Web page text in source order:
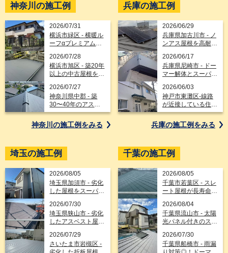
神奈川の施工例
2026/07/31
横浜市緑区 - 横暖ル
ーフαプレミアムS
ちする屋根と外壁に
フルリフォーム
2026/07/28
横浜市旭区 - 築20年
以上の中古屋根を再
のガルテクトでカバ
ー工法
2026/07/27
神奈川県中郡 - 築
30〜40年のアスベ
スト有屋根をカバー
工法でスーパーガル
テクトにリフォー
神奈川の施工例をみる
兵庫の施工例
2026/06/29
兵庫県加古川市 - ノ
ンアス屋根を高耐久
決！太陽光パネル脱
着とカバー工法
2026/06/17
兵庫県尼崎市 - ドー
マー解体とスーパー
工法で雨水に強い屋
根へリフォーム
2026/06/03
神戸市東灘区-線路
が近接している住宅
を横暖ルーフαプレ
ミアムsでカバー工
法とモルタル外壁を
壁リフォーム工事
兵庫の施工例をみる
埼玉の施工例
2026/08/05
埼玉県加須市 - 劣化
した屋根をスーパー
工法＋外壁塗装でト
ータルリフォーム
2026/07/30
埼玉県狭山市 - 劣化
したアスベスト屋根
ルテクトで美しくカ
バー工法
2026/07/29
さいたま市岩槻区 -
千葉の施工例
2026/08/05
千葉市若葉区 - スレ
ート屋根が長寿命ル
クトで美しく変身す
るカバー工法
2026/08/04
千葉県流山市 - 太陽
光パネル付きのスレ
ガルテクトでカバー
工法と外壁塗装
2026/07/30
千葉県船橋市 - 雨漏